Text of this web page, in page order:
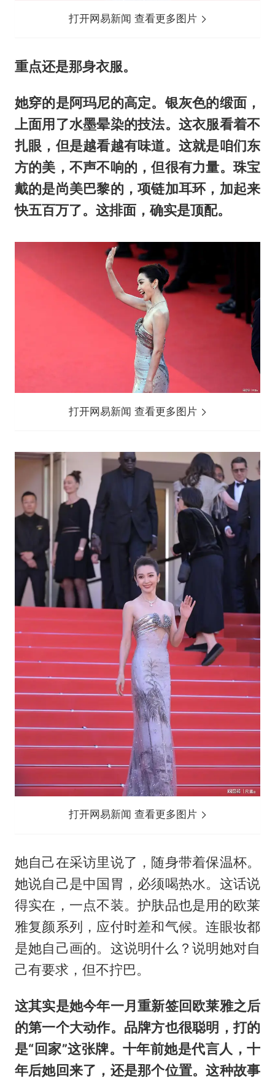
打开网易新闻 查看更多图片
重点还是那身衣服。
她穿的是阿玛尼的高定。银灰色的缎面，
上面用了水墨晕染的技法。这衣服看着不
扎眼，但是越看越有味道。这就是咱们东
方的美，不声不响的，但很有力量。珠宝
戴的是尚美巴黎的，项链加耳环，加起来
快五百万了。这排面，确实是顶配。
打开网易新闻 查看更多图片
打开网易新闻 查看更多图片
她自己在采访里说了，随身带着保温杯。
她说自己是中国胃，必须喝热水。这话说
得实在，一点不装。护肤品也是用的欧莱
雅复颜系列，应付时差和气候。连眼妆都
是她自己画的。这说明什么？说明她对自
己有要求，但不拧巴。
这其实是她今年一月重新签回欧莱雅之后
的第一个大动作。品牌方也很聪明，打的
是“回家”这张牌。十年前她是代言人，十
年后她回来了，还是那个位置。这种故事